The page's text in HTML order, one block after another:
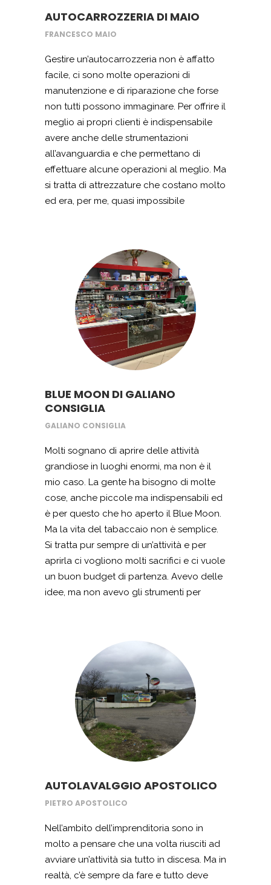
ancor di più la mia piccola dimora sicura.
AUTOCARROZZERIA DI MAIO
FRANCESCO MAIO
Gestire un’autocarrozzeria non è affatto
facile, ci sono molte operazioni di
manutenzione e di riparazione che forse
non tutti possono immaginare. Per offrire il
meglio ai propri clienti è indispensabile
avere anche delle strumentazioni
all’avanguardia e che permettano di
effettuare alcune operazioni al meglio. Ma
si tratta di attrezzature che costano molto
ed era, per me, quasi impossibile
contattare Startup e Imprese. Si è rilevata
la migliore scelta che potessi fare. Grazie
al loro intervento adesso dispongo di
un’attrezzatura altamente tecnologica
che mi permette di fare riparazioni
complesse rispetto ad auto incidentate
che prima mi era impossibile fare. Tutto
ciò grazie alla partecipazione ad un
bando regionale per l’artigianato e grazie
a Startup e Imprese che mi ha consigliato
la strada giusta da percorrere.
BLUE MOON DI GALIANO
CONSIGLIA
GALIANO CONSIGLIA
Molti sognano di aprire delle attività
grandiose in luoghi enormi, ma non è il
mio caso. La gente ha bisogno di molte
cose, anche piccole ma indispensabili ed
è per questo che ho aperto il Blue Moon.
Ma la vita del tabaccaio non è semplice.
Si tratta pur sempre di un’attività e per
aprirla ci vogliono molti sacrifici e ci vuole
un buon budget di partenza. Avevo delle
idee, ma non avevo gli strumenti per
un bando e adesso ho aperto la mia
attività. Tutto grazie ad un finanziamento
nazionale a fondo perduto, grazie al
quale sono riuscito ad acquistare gli
arredi e lanciare la mia piccola grande
attività. Sono molto orgoglioso per quello
che sono riuscito a costruire, ma ammetto
che senza quell’aiuto iniziale non avrei
mai potuto mettere in pratica i miei piani.
AUTOLAVALGGIO APOSTOLICO
PIETRO APOSTOLICO
Nell’ambito dell’imprenditoria sono in
molto a pensare che una volta riusciti ad
avviare un’attività sia tutto in discesa. Ma in
realtà, c’è sempre da fare e tutto deve